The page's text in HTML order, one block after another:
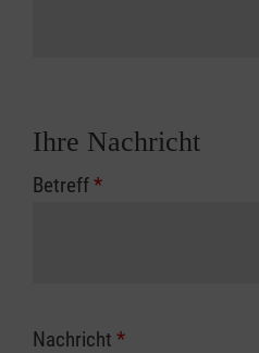
Ihre Nachricht
Betreff*
Nachricht *